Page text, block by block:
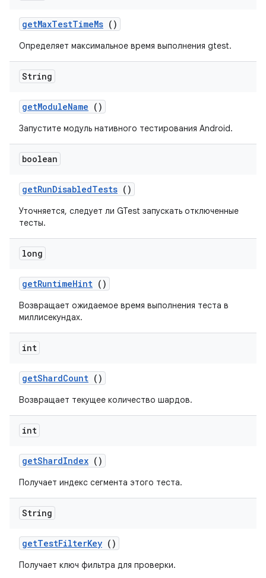
getMaxTestTimeMs ()
Определяет максимальное время выполнения gtest.
String
getModuleName ()
Запустите модуль нативного тестирования Android.
boolean
getRunDisabledTests ()
Уточняется, следует ли GTest запускать отключенные
тесты.
long
getRuntimeHint ()
Возвращает ожидаемое время выполнения теста в
миллисекундах.
int
getShardCount ()
Возвращает текущее количество шардов.
int
getShardIndex ()
Получает индекс сегмента этого теста.
String
getTestFilterKey ()
Получает ключ фильтра для проверки.